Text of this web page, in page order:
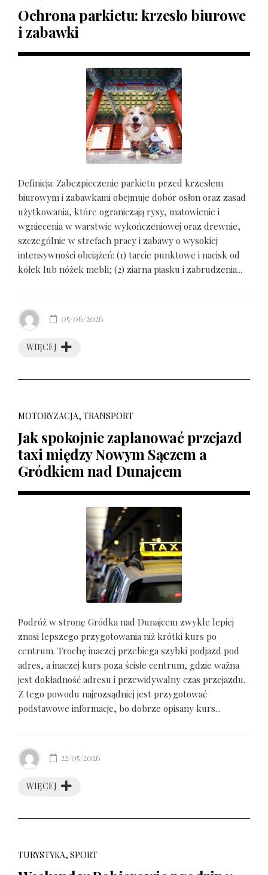
Ochrona parkietu: krzesło biurowe
i zabawki
Definicja: Zabezpieczenie parkietu przed krzesłem
biurowym i zabawkami obejmuje dobór osłon oraz zasad
użytkowania, które ograniczają rysy, matowienie i
wgniecenia w warstwie wykończeniowej oraz drewnie,
szczególnie w strefach pracy i zabawy o wysokiej
intensywności obciążeń: (1) tarcie punktowe i nacisk od
kółek lub nóżek mebli; (2) ziarna piasku i zabrudzenia...
WIĘCEJ
05/06/2026
MOTORYZACJA, TRANSPORT
Jak spokojnie zaplanować przejazd
taxi między Nowym Sączem a
Gródkiem nad Dunajcem
Podróż w stronę Gródka nad Dunajcem zwykle lepiej
znosi lepszego przygotowania niż krótki kurs po
centrum. Trochę inaczej przebiega szybki podjazd pod
adres, a inaczej kurs poza ścisłe centrum, gdzie ważna
jest dokładność adresu i przewidywalny czas przejazdu.
Z tego powodu najrozsądniej jest przygotować
podstawowe informacje, bo dobrze opisany kurs...
WIĘCEJ
22/05/2026
TURYSTYKA, SPORT